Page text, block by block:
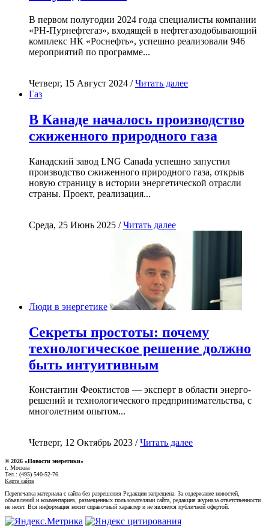
В первом полугодии 2024 года специалисты компании
«РН-Пурнефтегаз», входящей в нефтегазодобывающий
комплекс НК «Роснефть», успешно реализовали 946
мероприятий по программе...
Четверг, 15 Август 2024 /Читать далее
Газ
В Канаде началось производство
сжиженного природного газа
Канадский завод LNG Canada успешно запустил
производство сжиженного природного газа, открыв
новую страницу в истории энергетической отрасли
страны. Проект, реализация...
Среда, 25 Июнь 2025 /Читать далее
Люди в энергетике
Секреты простоты: почему
технологическое решение должно
быть интуитивным
Константин Феоктистов — эксперт в области энерго-
решений и технологического предпринимательства, с
многолетним опытом...
Четверг, 12 Октябрь 2023 /Читать далее
© 2026 «Новости энеретики»
г. Москва
Тел.: (495) 540-52-76
Карта сайта
Перепечатка материала с сайта без разрешения Редакции запрещена. За содержание новостей,
объявлений и комментариев, размещенных пользователями сайта, редакция журнала ответственности
не несет. Вся информация носит справочный характер и не является публичной офертой.